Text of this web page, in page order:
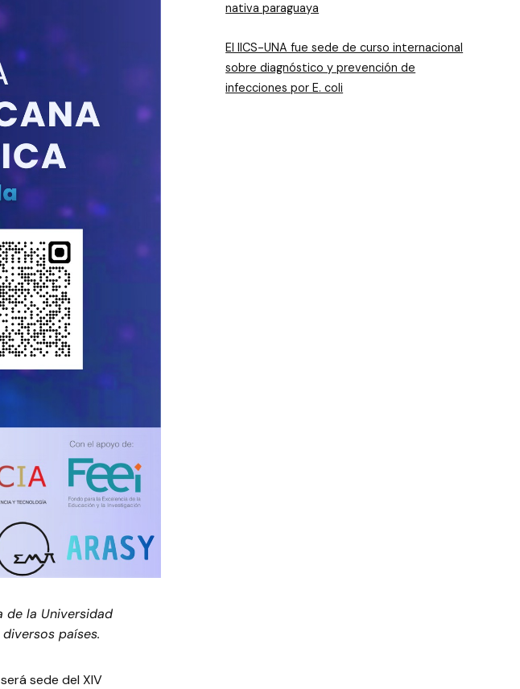
de la Universidad
países.
sede del XIV
nativa paraguaya
El IICS-UNA fue sede de curso internacional
sobre diagnóstico y prevención de
infecciones por E. coli